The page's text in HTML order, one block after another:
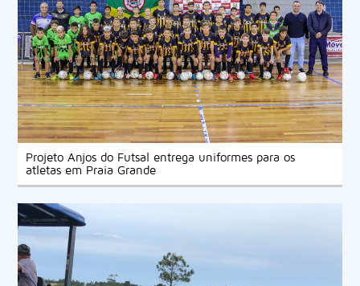
Projeto Anjos do Futsal entrega uniformes para os
atletas em Praia Grande